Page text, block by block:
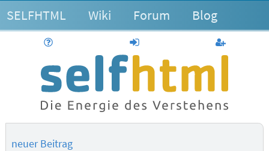
SELFHTML Wiki Forum Blog
anmelden
neuer Beitrag